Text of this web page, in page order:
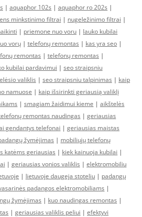
| aquaphor 102s | aquaphor ro 202s |
minkstinimo filtrai | nugeležinimo filtrai |
| priemone nuo voru | lauko kubilai
vorų | telefonų remontas | kas yra seo |
remontas | telefonų remontas |
kubilai pardavimui | seo straipsniu
valiklis | seo straipsniu talpinimas | kaip
namuose | kaip išsirinkti geriausią valiklį
| smagiam žaidimui kieme | aikštelės
remontas naudingas | geriausias
gendantys telefonai | geriausias maistas
žymėjimas | mobiliųjų telefonų
katėms geriausias | kiek kainuoja kubilai |
| geriausias vonios valiklis | elektromobiliu
| lietuvoje daugeja stoteliu | padangų
padangos elektromobiliams |
žymėjimas | kuo naudingas remontas |
| geriausias valiklis peliui | efektyvi